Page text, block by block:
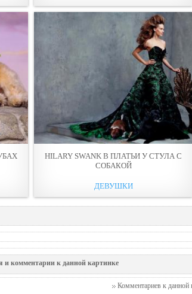
HILARY SWANK В ПЛАТЬИ У СТУЛА С
СОБАКОЙ
ДЕВУШКИ
и комментарии к данной картинке
Комментариев к данной